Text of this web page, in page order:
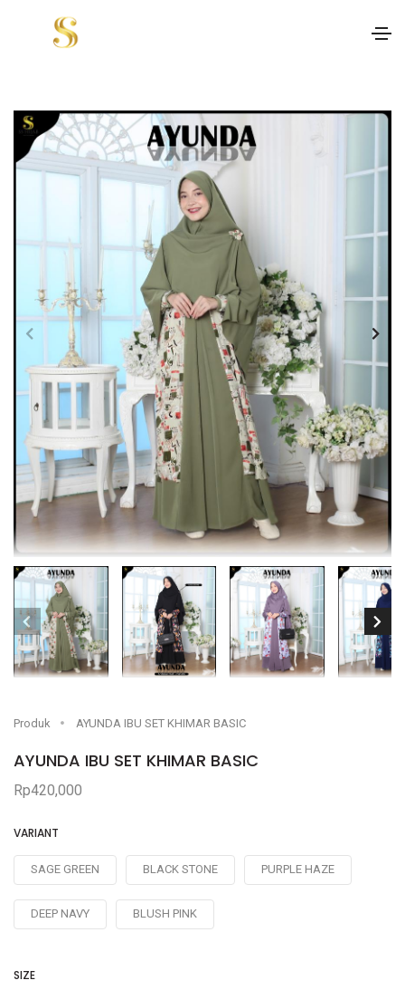
Produk AYUNDA IBU SET KHIMAR BASIC
AYUNDA IBU SET KHIMAR BASIC
Rp420,000
VARIANT
SAGE GREEN BLACK STONE PURPLE HAZE
DEEP NAVY BLUSH PINK
SIZE